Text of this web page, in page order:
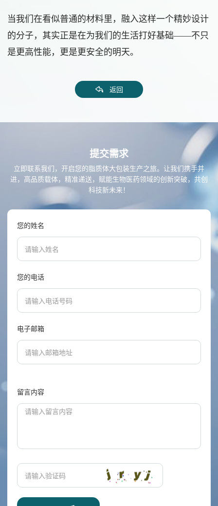
当我们在看似普通的材料里，融入这样一个精妙设计
的分子，其实正是在为我们的生活打好基础——不只
是更高性能，更是更安全的明天。
返回
提交需求
立即联系我们，开启您的脂质体大包装生产之旅。让我们携手并
进，高品质载体，精准递送，赋能生物医药领域的创新突破，共创
科技新未来！
您的姓名
您的电话
电子邮箱
留言内容